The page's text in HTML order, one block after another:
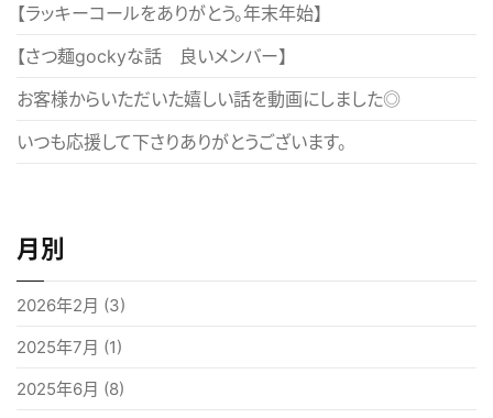
ョ
ン
【ラッキーコールをありがとう。年末年始】
【さつ麺gockyな話 良いメンバー】
お客様からいただいた嬉しい話を動画にしました◎
いつも応援して下さりありがとうございます。
月別
2026年2月 (3)
2025年7月 (1)
2025年6月 (8)